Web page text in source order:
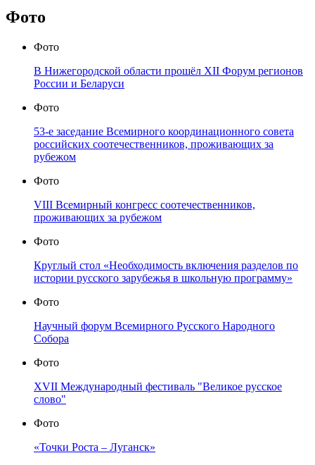
Фото
Фото
В Нижегородской области прошёл XII Форум регионов
России и Беларуси
Фото
53-е заседание Всемирного координационного совета
российских соотечественников, проживающих за
рубежом
Фото
VIII Всемирный конгресс соотечественников,
проживающих за рубежом
Фото
Круглый стол «Необходимость включения разделов по
истории русского зарубежья в школьную программу»
Фото
Научный форум Всемирного Русского Народного
Собора
Фото
XVII Международный фестиваль "Великое русское
слово"
Фото
«Точки Роста – Луганск»